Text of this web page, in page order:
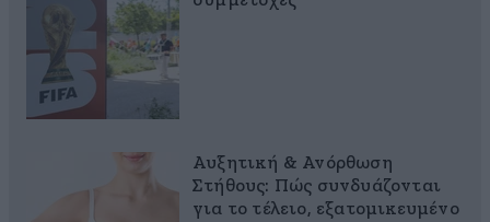
Αυξητική & Ανόρθωση
Στήθους: Πώς συνδυάζονται
για το τέλειο, εξατομικευμένο